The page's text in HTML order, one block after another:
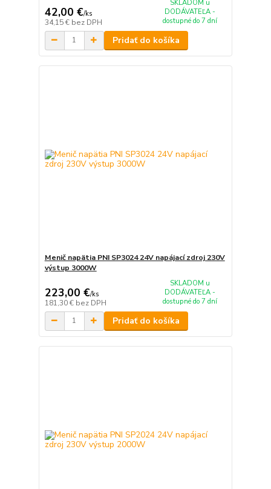
42,00 €/ks
34,15 € bez DPH
SKLADOM u
DODÁVATEĽA -
dostupné do 7 dní
Pridať do košíka
Menič napätia PNI SP3024 24V napájací zdroj 230V
výstup 3000W
223,00 €/ks
181,30 € bez DPH
SKLADOM u
DODÁVATEĽA -
dostupné do 7 dní
Pridať do košíka